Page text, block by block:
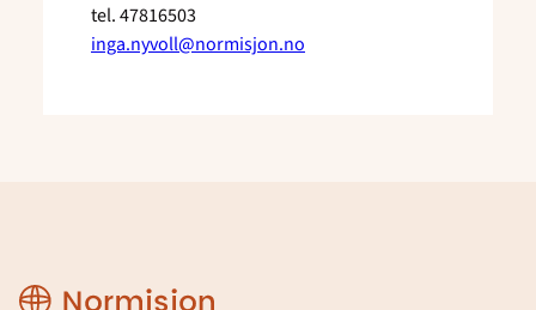
tel.47816503
inga.nyvoll@normisjon.no
Normisjon